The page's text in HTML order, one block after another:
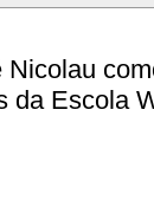
da Escola